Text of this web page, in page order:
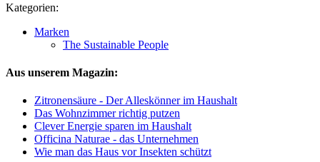
Kategorien:
Marken
The Sustainable People
Aus unserem Magazin:
Zitronensäure - Der Alleskönner im Haushalt
Das Wohnzimmer richtig putzen
Clever Energie sparen im Haushalt
Officina Naturae - das Unternehmen
Wie man das Haus vor Insekten schützt